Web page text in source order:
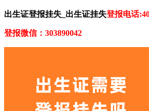
出生证登报挂失_出生证挂失登报电话
登报微信：303890042